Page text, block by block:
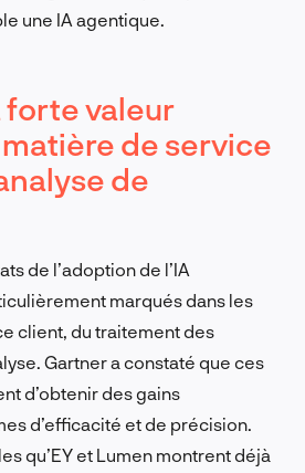
une IA agentique.
forte valeur
de service
de
de l’adoption de l’IA
marqués dans les
client, du traitement des
Gartner a constaté que ces
d’obtenir des gains
d’efficacité et de précision.
qu’EY et Lumen montrent déjà